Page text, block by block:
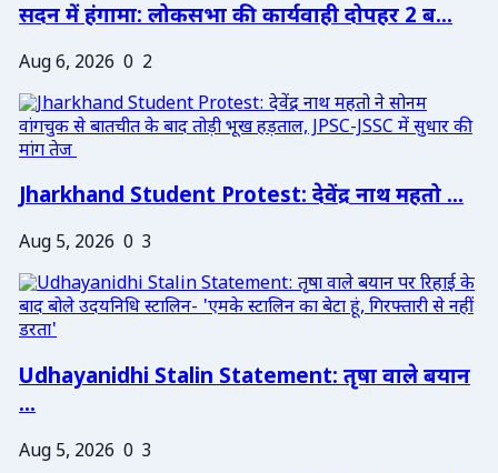
सदन में हंगामा: लोकसभा की कार्यवाही दोपहर 2 ब...
Aug 6, 2026 0 2
Jharkhand Student Protest: देवेंद्र नाथ महतो ...
Aug 5, 2026 0 3
Udhayanidhi Stalin Statement: तृषा वाले बयान
...
Aug 5, 2026 0 3